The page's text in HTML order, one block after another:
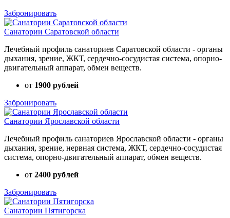
Забронировать
Санатории Саратовской области
Лечебный профиль санаториев Саратовской области - органы
дыхания, зрение, ЖКТ, сердечно-сосудистая система, опорно-
двигательный аппарат, обмен веществ.
от 1900 рублей
Забронировать
Санатории Ярославской области
Лечебный профиль санаториев Ярославской области - органы
дыхания, зрение, нервная система, ЖКТ, сердечно-сосудистая
система, опорно-двигательный аппарат, обмен веществ.
от 2400 рублей
Забронировать
Санатории Пятигорска